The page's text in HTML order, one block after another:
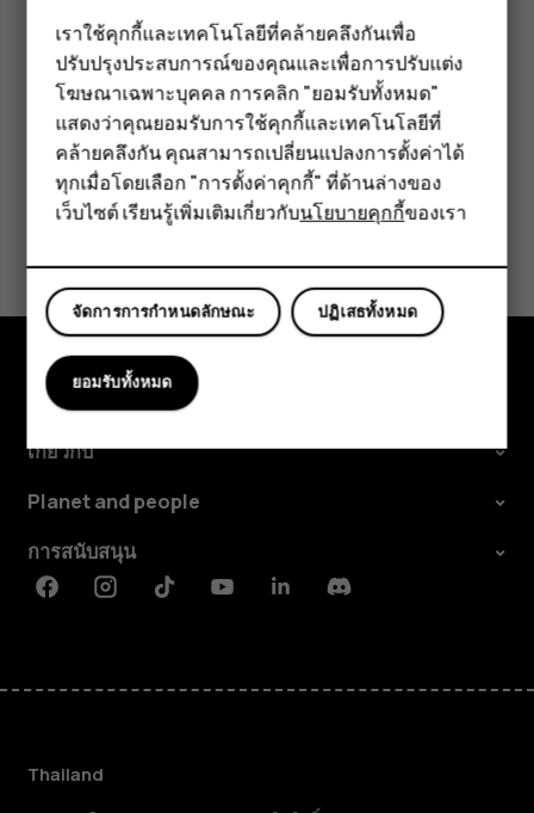
สมาร์ทโฟน
ฟีเจอร์โฟน
อุปกรณ์เสริม
แท็บเล็ต
ในภาพถ่าย ให้แตะภาพถ่ายที่คุณต้องการแชร์ แล้วแตะ
เลือกวิธีที่คุณต้องการแชร์ภาพถ่ายหรือวิดีโอ
ข้อมูลนี้มีประโยชน์กับคุณหรือไม่
ใช่ ไม่
สำรวจ
เกี่ยวกับ
Planet and people
การสนับสนุน
FacebookInstagramTiktokYoutubeLinkedinDiscord
Thailand
เราใช้คุกกี้และเทคโนโลยีที่คล้ายคลึงกันเพื่อ
ปรับปรุงประสบการณ์ของคุณและเพื่อการปรับแต่ง
โฆษณาเฉพาะบุคคล การคลิก "ยอมรับทั้งหมด"
แสดงว่าคุณยอมรับการใช้คุกกี้และเทคโนโลยีที่
คล้ายคลึงกัน คุณสามารถเปลี่ยนแปลงการตั้งค่าได้
ทุกเมื่อโดยเลือก "การตั้งค่าคุกกี้" ที่ด้านล่างของ
เว็บไซต์ เรียนรู้เพิ่มเติมเกี่ยวกับนโยบายคุกกี้ของเรา
ปฏิเสธทั้งหมด
จัดการการกำหนดลักษณะ
ยอมรับทั้งหมด